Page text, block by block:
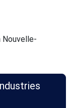
Nouvelle-